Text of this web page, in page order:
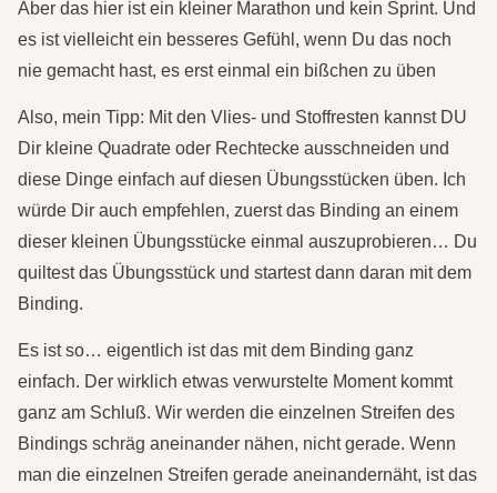
Aber das hier ist ein kleiner Marathon und kein Sprint. Und
es ist vielleicht ein besseres Gefühl, wenn Du das noch
nie gemacht hast, es erst einmal ein bißchen zu üben
Also, mein Tipp: Mit den Vlies- und Stoffresten kannst DU
Dir kleine Quadrate oder Rechtecke ausschneiden und
diese Dinge einfach auf diesen Übungsstücken üben. Ich
würde Dir auch empfehlen, zuerst das Binding an einem
dieser kleinen Übungsstücke einmal auszuprobieren… Du
quiltest das Übungsstück und startest dann daran mit dem
Binding.
Es ist so… eigentlich ist das mit dem Binding ganz
einfach. Der wirklich etwas verwurstelte Moment kommt
ganz am Schluß. Wir werden die einzelnen Streifen des
Bindings schräg aneinander nähen, nicht gerade. Wenn
man die einzelnen Streifen gerade aneinandernäht, ist das